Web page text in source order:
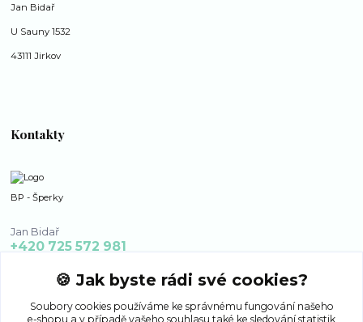
Jan Bidař
U Sauny 1532
43111 Jirkov
Kontakty
BP - Šperky
Jan Bidař
+420 725 572 981
🍪 Jak byste rádi své cookies?
Soubory cookies používáme ke správnému fungování našeho
e-shopu a v případě vašeho souhlasu také ke sledování statistik